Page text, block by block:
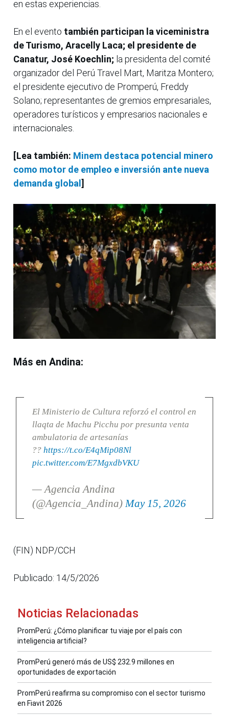
en estas experiencias.
En el evento también participan la viceministra
de Turismo, Aracelly Laca; el presidente de
Canatur, José Koechlin; la presidenta del comité
organizador del Perú Travel Mart, Maritza Montero;
el presidente ejecutivo de Promperú, Freddy
Solano; representantes de gremios empresariales,
operadores turísticos y empresarios nacionales e
internacionales.
[Lea también: Minem destaca potencial minero
como motor de empleo e inversión ante nueva
demanda global ]
Más en Andina:
El Ministerio de Cultura reforzó el control en
llaqta de Machu Picchu por presunta venta
ambulatoria de artesanías
?? https://t.co/E4qMip08Nl
pic.twitter.com/E7MgxdbVKU
— Agencia Andina
(@Agencia_Andina)May 15, 2026
(FIN) NDP/CCH
Publicado: 14/5/2026
Noticias Relacionadas
PromPerú: ¿Cómo planificar tu viaje por el país con
inteligencia artificial?
PromPerú generó más de US$ 232.9 millones en
oportunidades de exportación
PromPerú reafirma su compromiso con el sector turismo
en Fiavit 2026